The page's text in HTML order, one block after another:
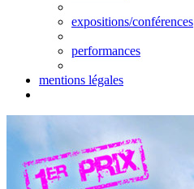
expositions/conférences
performances
mentions légales